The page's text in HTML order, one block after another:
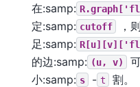
在:samp:
定:samp: cutoff
，
足:samp:
的边:samp: (u, v)
小:samp: s - t 割。